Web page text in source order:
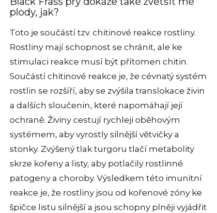
plody, jak?
Toto je součástí tzv. chitinové reakce rostliny.
Rostliny mají schopnost se chránit, ale ke
stimulaci reakce musí být přítomen chitin.
Součástí chitinové reakce je, že cévnatý systém
rostlin se rozšíří, aby se zvýšila translokace živin
a dalších sloučenin, které napomáhají její
ochraně. Živiny cestují rychleji oběhovým
systémem, aby vyrostly silnější větvičky a
stonky. Zvýšený tlak turgoru tlačí metabolity
skrze kořeny a listy, aby potlačily rostlinné
patogeny a choroby. Výsledkem této imunitní
reakce je, že rostliny jsou od kořenové zóny ke
špičce listu silnější a jsou schopny plněji vyjádřit